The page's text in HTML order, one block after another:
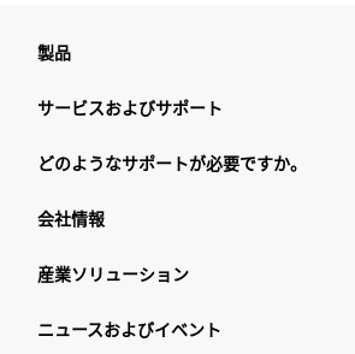
製品
サービスおよびサポート
どのようなサポートが必要ですか。
会社情報
産業ソリューション
ニュースおよびイベント